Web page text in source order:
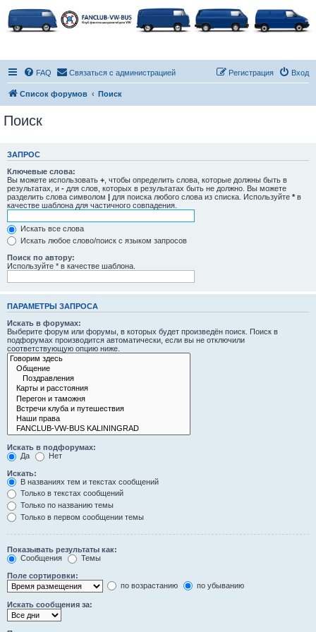
FAQ Связаться с администрацией Вход
Регистрация
Список форумов Поиск
Поиск
ЗАПРОС
Ключевые слова:
Вы можете использовать + , чтобы определить слова, которые должны быть в
результатах, и - для слов, которых в результатах быть не должно. Вы можете
разделить слова символом | для поиска любого слова из списка. Используйте * в
качестве шаблона для частичного совпадения.
Искать все слова
Искать любое слово/поиск с языком запросов
Поиск по автору:
Используйте * в качестве шаблона.
ПАРАМЕТРЫ ЗАПРОСА
Искать в форумах:
Выберите форум или форумы, в которых будет произведён поиск. Поиск в
подфорумах производится автоматически, если вы не отключили
соответствующую опцию ниже.
Искать в подфорумах:
Да
Нет
Искать:
В названиях тем и текстах сообщений
Только в текстах сообщений
Только по названию темы
Только в первом сообщении темы
Показывать результаты как:
Сообщения
Темы
Поле сортировки:
по возрастанию
по убыванию
Искать сообщения за: